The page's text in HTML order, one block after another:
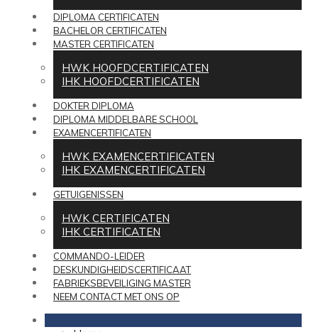
DIPLOMA CERTIFICATEN
BACHELOR CERTIFICATEN
MASTER CERTIFICATEN
HWK HOOFDCERTIFICATEN
IHK HOOFDCERTIFICATEN
DOKTER DIPLOMA
DIPLOMA MIDDELBARE SCHOOL
EXAMENCERTIFICATEN
HWK EXAMENCERTIFICATEN
IHK EXAMENCERTIFICATEN
GETUIGENISSEN
HWK CERTIFICATEN
IHK CERTIFICATEN
COMMANDO-LEIDER
DESKUNDIGHEIDSCERTIFICAAT
FABRIEKSBEVEILIGING MASTER
NEEM CONTACT MET ONS OP